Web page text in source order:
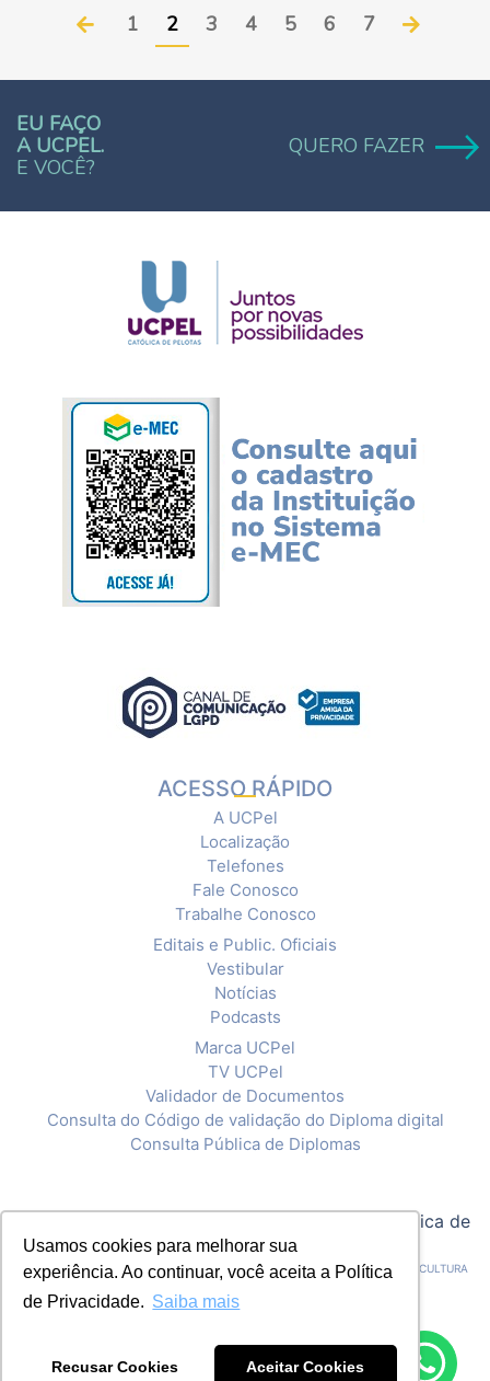
Usamos cookies para melhorar sua
experiência. Ao continuar, você aceita a Política
de Privacidade. Saiba mais
Recusar Cookies Aceitar Cookies
1 2 3 4 5 6 7
EU FAÇO
A UCPEL.
E VOCÊ?
QUERO FAZER
ACESSO RÁPIDO
A UCPel
Localização
Telefones
Fale Conosco
Trabalhe Conosco
Editais e Public. Oficiais
Vestibular
Notícias
Podcasts
Marca UCPel
TV UCPel
Validador de Documentos
Consulta do Código de validação do Diploma digital
Consulta Pública de Diplomas
Política de
Privacidade
CNPJ: 92.238.914/0001-03 - ASSOCIAÇÃO PELOTENSE DE ASSISTÊNCIA E CULTURA